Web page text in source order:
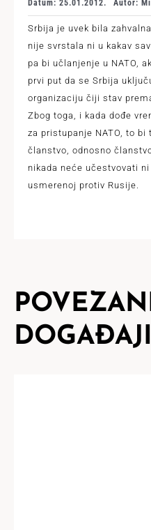
Datum: 25.01.2012. Autor:
Srbija je uvek bila
nije svrstala ni u kakav
pa bi učlanjenje u NATO,
prvi put da se Srbija
organizaciju čiji stav
Zbog toga, i kada dođe
za pristupanje NATO, to bi
članstvo, odnosno
nikada neće učestvovati
usmerenoj protiv Rusije.
DOGAĐAJI